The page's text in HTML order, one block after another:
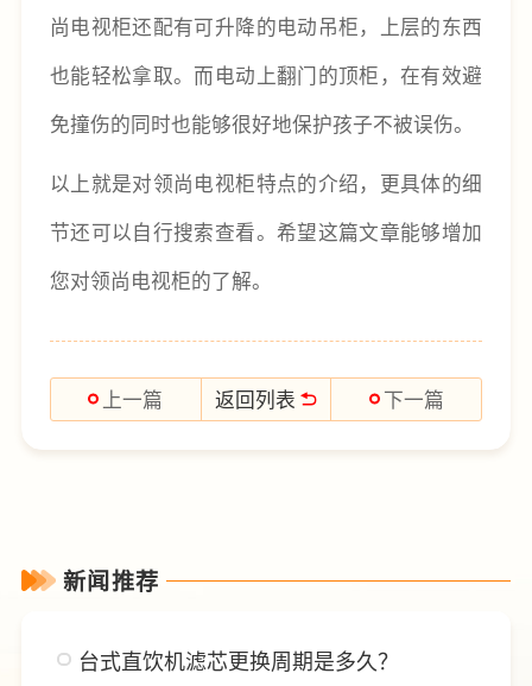
尚电视柜还配有可升降的电动吊柜，上层的东西
也能轻松拿取。而电动上翻门的顶柜，在有效避
免撞伤的同时也能够很好地保护孩子不被误伤。
以上就是对领尚电视柜特点的介绍，更具体的细
节还可以自行搜索查看。希望这篇文章能够增加
您对领尚电视柜的了解。
上一篇 返回列表 下一篇
新闻推荐
台式直饮机滤芯更换周期是多久？